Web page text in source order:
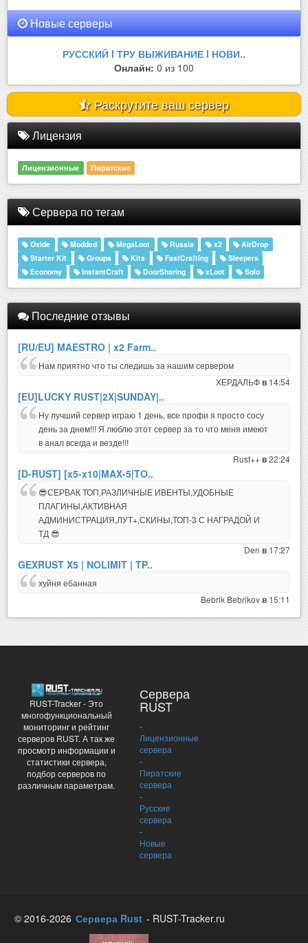
Новые серверы
РУССКИЙ l ТРУ ВЫЖИВАНИЕ l НОВИ..
Онлайн: 0 из 100
Раскрутите ваш сервер
Лицензия
Лицензионные Пиратские
Сервера по тегам
Oxide Modded MegaLoot Russia x2
AirDrop
Starter Kit
Groups Kits FastCrafting
Sleepers
Economy
InstantCraft DoorSharing xLoot Solo
Последние отзывы
[RU/EU] MAESTRO | x2 Farm..
Нам приятно что ты следишь за нашим сервером
ХЕРДАЛЬФв 14:54
[EU]LUCKY RUST|2X|SUNDAY|..
Ну лучший сервер играю 1 день, все профи я просто сосу
день за днем!!! Я люблю этот сервер за то что меня имеют
в анал всегда и везде!!!
Rust++ в22:24
[D-RUST] [x5-x10|MAX-5|TO..
😎СЕРВАК ТОП,РАЗЛИЧНЫЕ ИВЕНТЫ,УДОБНЫЕ
ПЛАГИНЫ,АКТИВНАЯ
АДМИНИСТРАЦИЯ,ЛУТ+,СКИНЫ,ТОП-3 С НАГРАДОЙ И
ТД 😎
Den в 17:27
GEXRUST X5 | NOLIMIT | TP..
хуйня ебанная
Bebrik Bebrikovв 15:11
RUST-Tracker - Это
многофункциональный
мониторинг и рейтинг
серверов RUST. А так же
просмотр информации и
статистики сервера,
подбор серверов по
различным параметрам.
Сервера
RUST
-
Лицензионные
сервера
-
Пиратские
сервера
-
Русские
сервера
-
Новые
сервера
© 2016-2026 Сервера Rust - RUST-Tracker.ru